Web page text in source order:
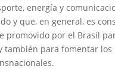
energía y
y que, en general, es
promovido por el Brasil
para fomentar los